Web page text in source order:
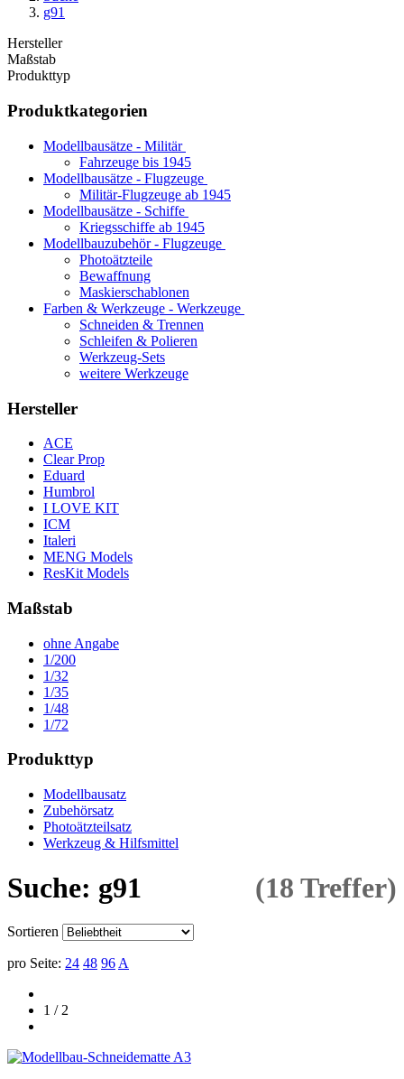
g91
Hersteller
Maßstab
Produkttyp
Produktkategorien
Modellbausätze - Militär
Fahrzeuge bis 1945
Modellbausätze - Flugzeuge
Militär-Flugzeuge ab 1945
Modellbausätze - Schiffe
Kriegsschiffe ab 1945
Modellbauzubehör - Flugzeuge
Photoätzteile
Bewaffnung
Maskierschablonen
Farben & Werkzeuge - Werkzeuge
Schneiden & Trennen
Schleifen & Polieren
Werkzeug-Sets
weitere Werkzeuge
Hersteller
ACE
Clear Prop
Eduard
Humbrol
I LOVE KIT
ICM
Italeri
MENG Models
ResKit Models
Maßstab
ohne Angabe
1/200
1/32
1/35
1/48
1/72
Produkttyp
Modellbausatz
Zubehörsatz
Photoätzteilsatz
Werkzeug & Hilfsmittel
Suche: g91 (18 Treffer)
Sortieren
pro Seite: 24 48 96 A
1 / 2